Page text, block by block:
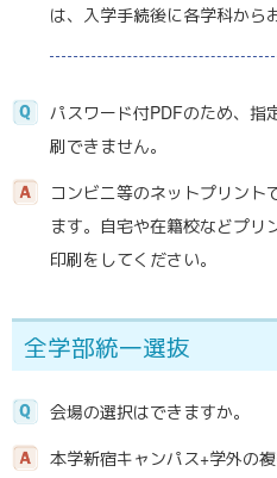
は、入学手続後に各学科から
パスワード付PDFのため、指
刷できません。
コンビニ等のネットプリント
ます。自宅や在籍校などプリ
印刷をしてください。
全学部統一選抜
会場の選択はできますか。
本学新宿キャンパス+学外の